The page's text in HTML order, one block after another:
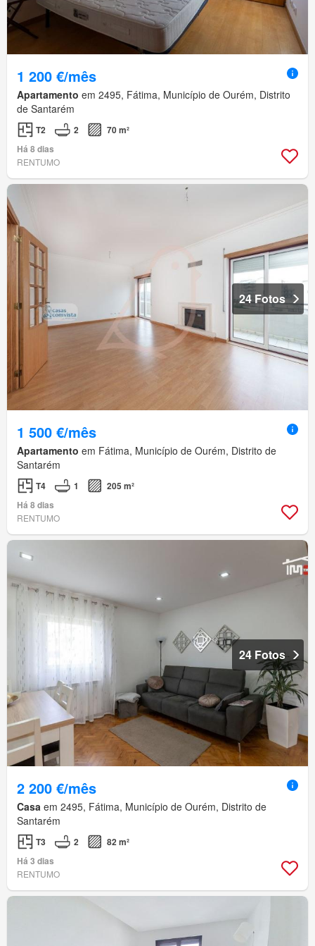
1 200 €/mês
Apartamento em 2495, Fátima, Município de Ourém, Distrito
de Santarém
T2 2
70 m²
Há 8 dias
RENTUMO
24 Fotos
1 500 €/mês
Apartamento em Fátima, Município de Ourém, Distrito de
Santarém
T4 1
205 m²
Há 8 dias
RENTUMO
24 Fotos
2 200 €/mês
Casa em 2495, Fátima, Município de Ourém, Distrito de
Santarém
T3 2
82 m²
Há 3 dias
RENTUMO